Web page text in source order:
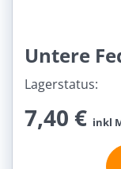
Untere
Lagerstatus:
7,40 € inkl